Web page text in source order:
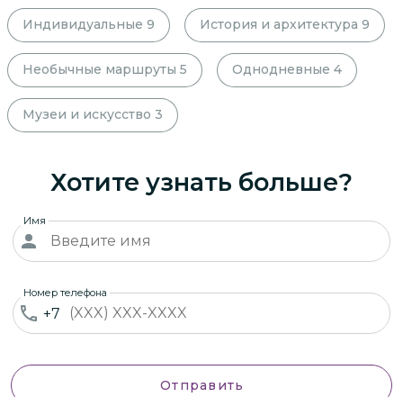
Индивидуальные 9 История и архитектура 9
Необычные маршруты 5 Однодневные 4
Музеи и искусство 3
Хотите узнать больше?
Имя
+7
Номер телефона
Отправить